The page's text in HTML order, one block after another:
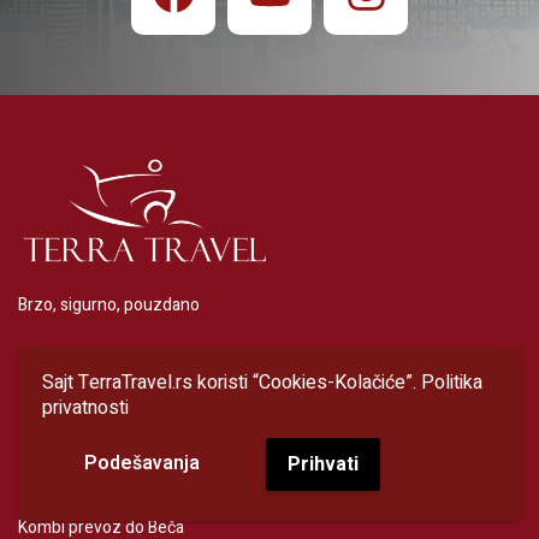
Sajt TerraTravel.rs koristi “Cookies-Kolačiće”. Politika
privatnosti
Podešavanja
Prihvati
Brzo, sigurno, pouzdano
Minibus prevoz putnika
Kombi prevoz do Beča